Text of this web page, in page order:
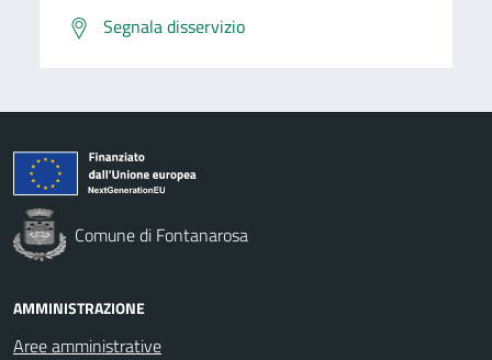
Segnala disservizio
Comune di Fontanarosa
AMMINISTRAZIONE
Aree amministrative